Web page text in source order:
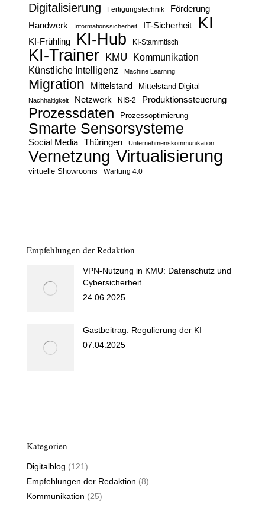
Digitalisierung Fertigungstechnik Förderung
Handwerk Informationssicherheit IT-Sicherheit KI
KI-Frühling KI-Hub KI-Stammtisch
KI-Trainer KMU
Kommunikation
Künstliche Intelligenz
Machine Learning
Migration Mittelstand Mittelstand-Digital
Nachhaltigkeit Netzwerk NIS-2 Produktionssteuerung
Prozessdaten Prozessoptimierung
Smarte Sensorsysteme
Social Media Thüringen Unternehmenskommunikation
Vernetzung Virtualisierung
virtuelle Showrooms Wartung 4.0
Empfehlungen der Redaktion
VPN-Nutzung in KMU: Datenschutz und
Cybersicherheit
24.06.2025
Gastbeitrag: Regulierung der KI
07.04.2025
Kategorien
Digitalblog (121)
Empfehlungen der Redaktion (8)
Kommunikation (25)